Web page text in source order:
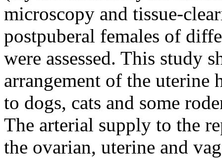
microscopy and tissue-
postpuberal females of
were assessed. This study
arrangement of the
to dogs, cats and some
The arterial supply to the
the ovarian, uterine and